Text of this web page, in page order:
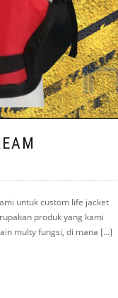
untuk custom life jacket
produk yang kami
multy fungsi, di mana […]